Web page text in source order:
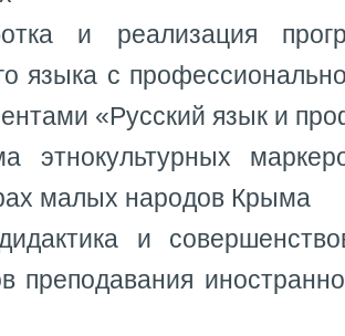
и реализация
языка с
«Русский язык и
этнокультурных
малых народов Крыма
и
преподавания